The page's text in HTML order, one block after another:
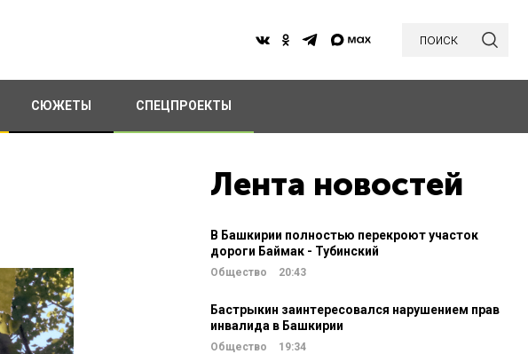
поиск
СЮЖЕТЫ СПЕЦПРОЕКТЫ
Лента новостей
В Башкирии полностью перекроют участок
дороги Баймак - Тубинский
Общество 20:43
Бастрыкин заинтересовался нарушением прав
инвалида в Башкирии
Общество 19:34